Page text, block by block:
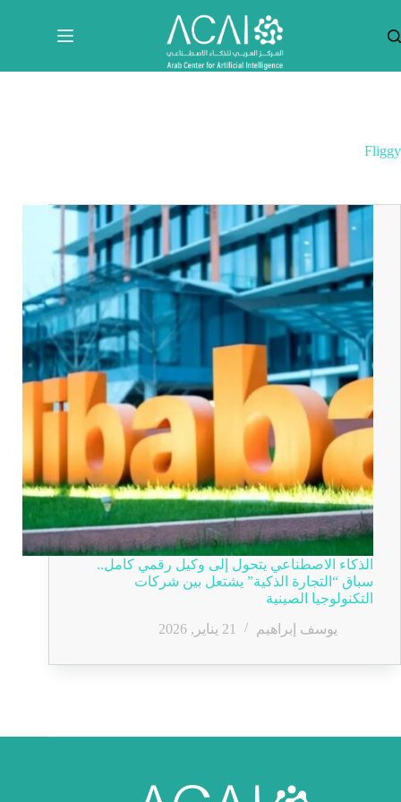
المحتوى
Fliggy
الذكاء الاصطناعي يتحول إلى وكيل رقمي كامل..
سباق “التجارة الذكية” يشتعل بين شركات
التكنولوجيا الصينية
يوسف إبراهيم
21 يناير, 2026